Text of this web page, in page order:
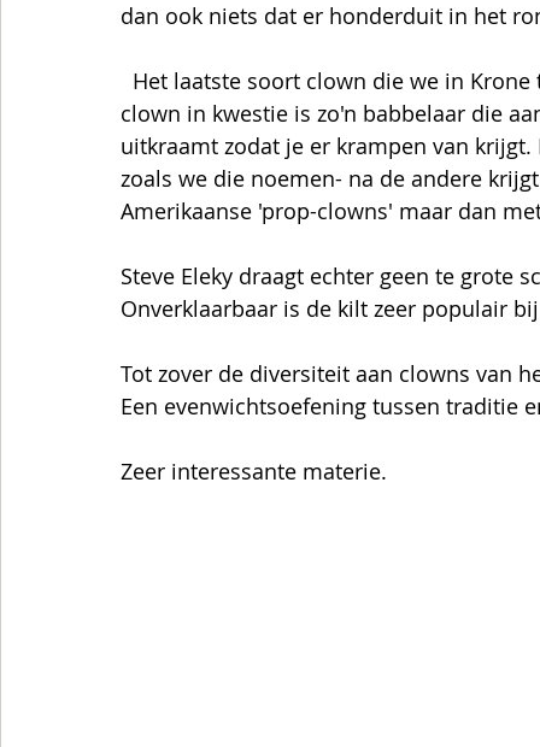
dan ook niets dat er honderduit in het
clown in kwestie is zo'n babbelaar die
uitkraamt zodat je er krampen van
zoals we die noemen- na de andere
Amerikaanse 'prop-clowns' maar dan
Steve Eleky draagt echter geen te grote
Onverklaarbaar is de kilt zeer populair
Tot zover de diversiteit aan clowns van
Een evenwichtsoefening tussen traditie
Zeer interessante materie.